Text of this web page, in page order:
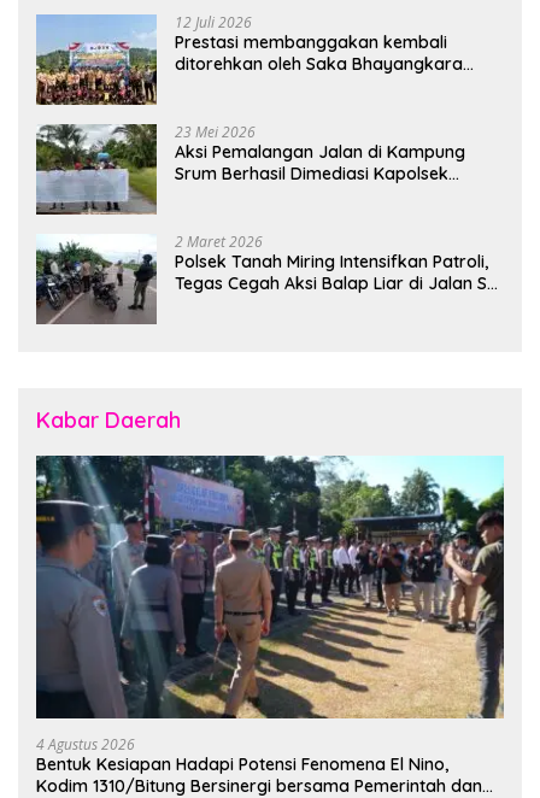
12 Juli 2026
Prestasi membanggakan kembali
ditorehkan oleh Saka Bhayangkara
23 Mei 2026
Aksi Pemalangan Jalan di Kampung
Srum Berhasil Dimediasi Kapolsek
2 Maret 2026
Polsek Tanah Miring Intensifkan Patroli,
Tegas Cegah Aksi Balap Liar di Jalan SP
Kabar Daerah
4 Agustus 2026
Bentuk Kesiapan Hadapi Potensi Fenomena El Nino,
Kodim 1310/Bitung Bersinergi bersama Pemerintah dan